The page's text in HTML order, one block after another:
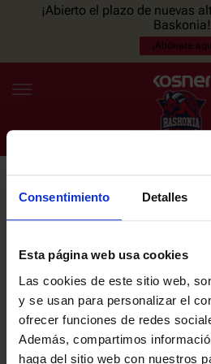
Consentimiento Detalles
Esta página web usa cookies
Las cookies de este sitio web,
y se usan para personalizar el
ofrecer funciones de redes
Además, compartimos
haga del sitio web con nuestros
¡Abierto el plazo de nuevas
Baskonia!
¡Abónate
ES EU
NOTICIAS
NEWSLETTER
últimas noticias y promociones del
Email
He leído y acepto laPolítica de